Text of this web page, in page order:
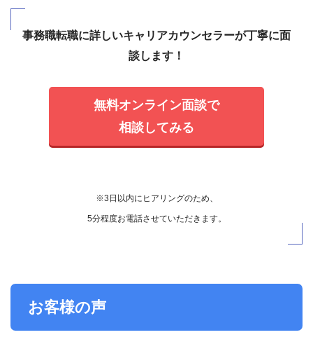
事務職転職に詳しいキャリアカウンセラーが丁寧に面
談します！
無料オンライン面談で
相談してみる
※3日以内にヒアリングのため、
5分程度お電話させていただきます。
お客様の声